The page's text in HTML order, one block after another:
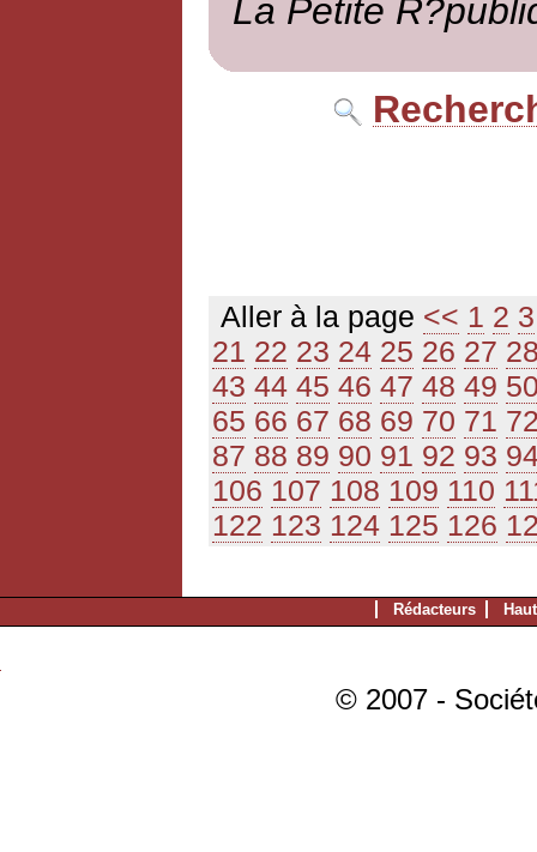
La Petite
Aller à la page << 1 2 3
21 22 23 24 25 26 27
43 44 45 46 47 48 49
65 66 67 68 69 70 71
87 88 89 90 91 92 93
106 107 108 109 110
122 123 124 125 126
Rédacteurs
© 2007 -